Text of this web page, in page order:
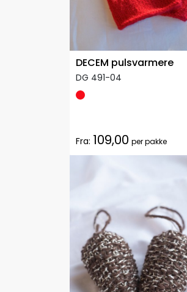
DECEM pulsvarmere
DG 491-04
Fra: 109,00 per pakke